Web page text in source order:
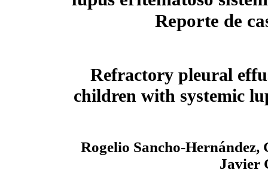
Reporte de
Refractory pleural
children with systemic
Rogelio Sancho-
Javier